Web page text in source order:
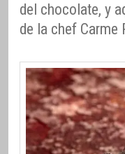
del chocolate, y
de la chef Carme